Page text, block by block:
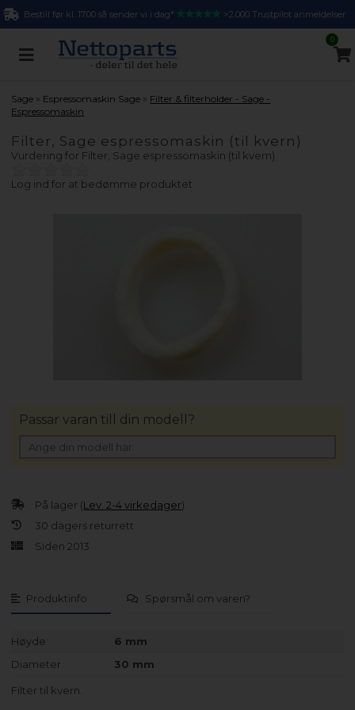
Bestill før kl. 17.00 så sender vi i dag* >2.000 Trustpilot anmeldelser
0
Sage » Espressomaskin Sage » Filter & filterholder - Sage -
Espressomaskin
Filter, Sage espressomaskin (til kvern)
Vurdering for Filter, Sage espressomaskin (til kvern)
Log ind for at bedømme produktet
Produktinfo Spørsmål om varen?
Høyde
6 mm
Diameter
30 mm
Filter til kvern.
På lager (Lev. 2-4 virkedager).
30 dagers returrett
Siden 2013
Passar varan till din modell?